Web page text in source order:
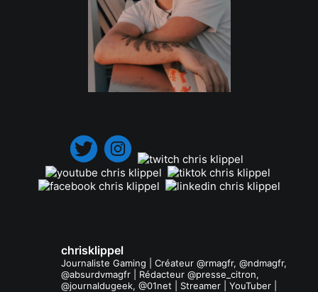
chrisklippel
Journaliste Gaming | Créateur @rmagfr, @ndmagfr,
@absurdvmagfr | Rédacteur @presse_citron,
@journaldugeek, @01net | Streamer | YouTuber |